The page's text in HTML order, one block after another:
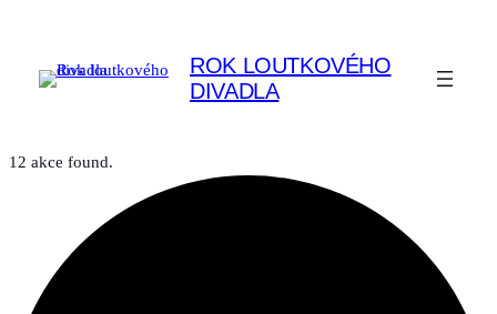
ROK LOUTKOVÉHO
DIVADLA
12 akce found.